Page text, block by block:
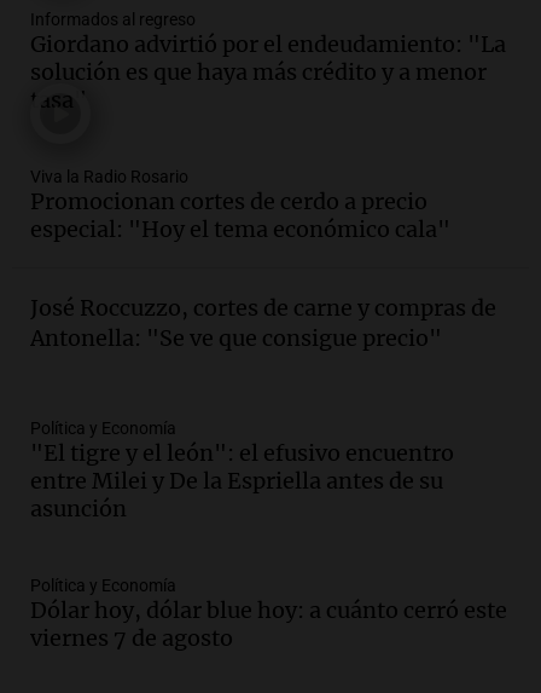
Panorama Federal
Episodios
Audio.Mateo Bouniba, joven de Villa
María, necesita un trasplante de médula
Episodios
Audio.Fieles celebran a San Cayetano
Episodios
cerveza artesanal
Viva la Radio
Episodios
Audio.
Panorama Federal
Episodios
Audio.La calidad del empleo en
Informados al regreso
Giordano advirtió por el endeudamiento: "La
solución es que haya más crédito y a menor
tasa"
Viva la Radio Rosario
Promocionan cortes de cerdo a precio
especial: "Hoy el tema económico cala"
José Roccuzzo, cortes de carne y compras de
Antonella: "Se ve que consigue precio"
Política y Economía
"El tigre y el león": el efusivo encuentro
entre Milei y De la Espriella antes de su
asunción
Política y Economía
Dólar hoy, dólar blue hoy: a cuánto cerró este
viernes 7 de agosto